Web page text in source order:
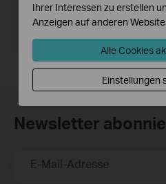
TP-Link Emulators
View the web
products.
Newsletter
E-Mail-Adresse
Ihrer Interessen zu erstellen
Anzeigen auf anderen
Alle Cookies
Einstellungen